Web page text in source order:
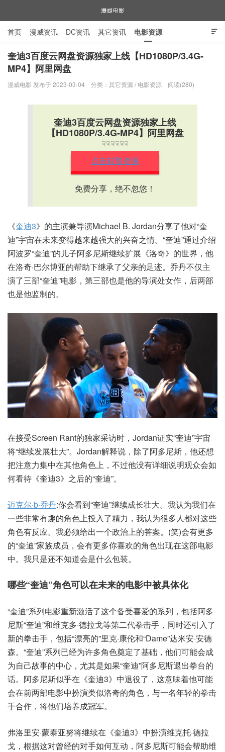
漫威电影

首页 漫威资讯 DC资讯 其它资讯 电影资源
电视剧资源 漫威图片
奎迪3百度云网盘资源独家上线【HD1080P/3.4G-
MP4】阿里网盘
漫威电影 发布于 2023-03-04 分类： 其它资源 / 电影资源 阅读(280)
奎迪3百度云网盘资源独家上线
【HD1080P/3.4G-MP4】阿里网盘
☟☟☟☟☟☟
点击获取资源
免费分享，绝不忽悠！
《奎迪3》的主演兼导演Michael B. Jordan分享了他对“奎
迪”宇宙在未来变得越来越强大的兴奋之情。“奎迪”通过介绍
阿波罗“奎迪”的儿子阿多尼斯继续扩展《洛奇》的世界，他
在洛奇·巴尔博亚的帮助下继承了父亲的足迹。乔丹不仅主
演了三部“奎迪”电影，第三部也是他的导演处女作，后两部
也是他监制的。
在接受Screen Rant的独家采访时，Jordan证实“奎迪”宇宙
将“继续发展壮大”。Jordan解释说，除了阿多尼斯，他还想
把注意力集中在其他角色上，不过他没有详细说明观众会如
何看待《奎迪3》之后的“奎迪”。
迈克尔·b·乔丹:你会看到“奎迪”继续成长壮大。我认为我们在
一些非常有趣的角色上投入了精力，我认为很多人都对这些
角色有反应。我必须给出一个政治上的答案。(笑)会有更多
的“奎迪”家族成员，会有更多你喜欢的角色出现在这部电影
中。我只是还不知道会是什么包装。
哪些“奎迪”角色可以在未来的电影中被具体化
“奎迪”系列电影重新激活了这个备受喜爱的系列，包括阿多
尼斯“奎迪”和维克多·德拉戈等第二代拳击手，同时还引入了
新的拳击手，包括“漂亮的”里克·康伦和“Dame”达米安·安德
森。“奎迪”系列已经为许多角色奠定了基础，他们可能会成
为自己故事的中心，尤其是如果“奎迪”阿多尼斯退出拳台的
话。阿多尼斯似乎在《奎迪3》中退役了，这意味着他可能
会在前两部电影中扮演类似洛奇的角色，与一名年轻的拳击
手合作，将他们培养成冠军。
弗洛里安·蒙泰亚努将继续在《奎迪3》中扮演维克托·德拉
戈，根据这对曾经的对手如何互动，阿多尼斯可能会帮助维